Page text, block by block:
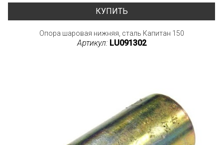
КУПИТЬ
Опора шаровая нижняя, сталь Капитан 150
Артикул: LU091302